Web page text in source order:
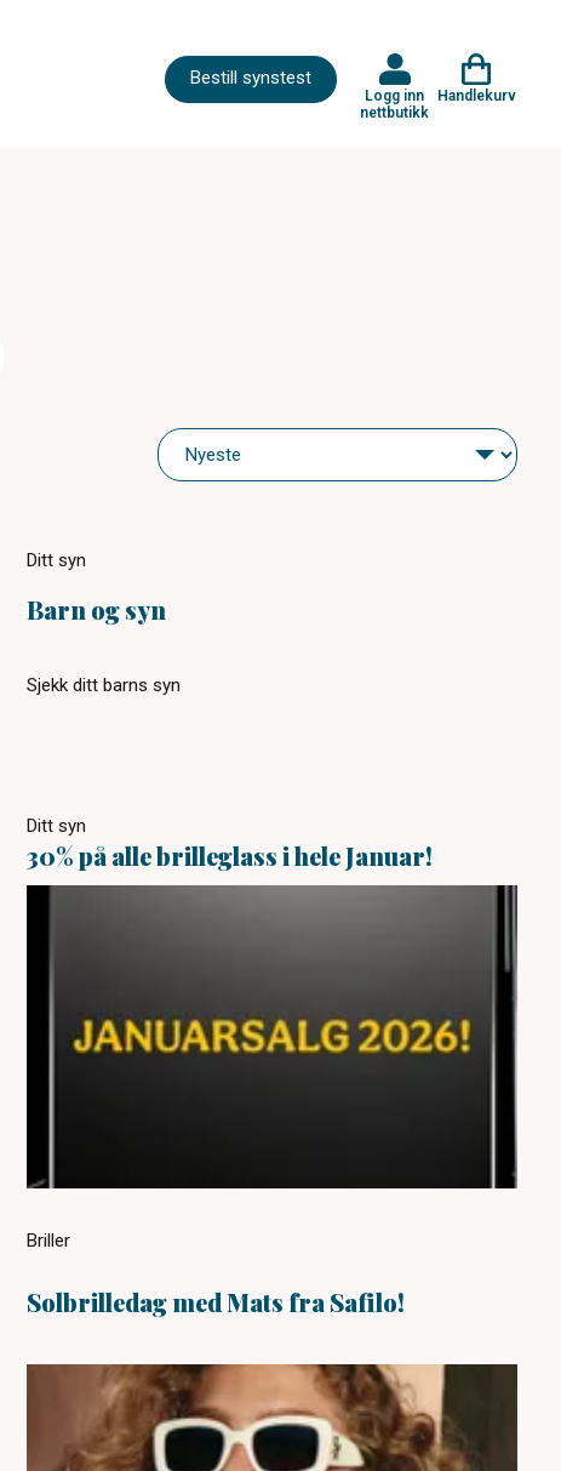
Bestill synstest
Logg inn
nettbutikk
Handlekurv
Ditt syn
Barn og syn
Sjekk ditt barns syn
Ditt syn
30% på alle brilleglass i hele Januar!
Briller
Solbrilledag med Mats fra Safilo!